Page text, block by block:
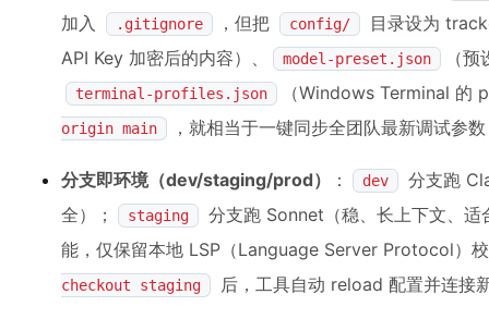
加入 .gitignore ，但把 config/
目录设为
API Key 加密后的内容）、
model-preset.json （
terminal-profiles.json （Windows Terminal 的
origin main ，就相当于一键同步全团队最新调试参
分支即环境（dev/staging/prod） ： dev
分支跑
全）；
staging
分支跑 Sonnet（稳、长上下文、适
能，仅保留本地 LSP（Language Server Protocol）
checkout staging 后，工具自动 reload 配置并连接